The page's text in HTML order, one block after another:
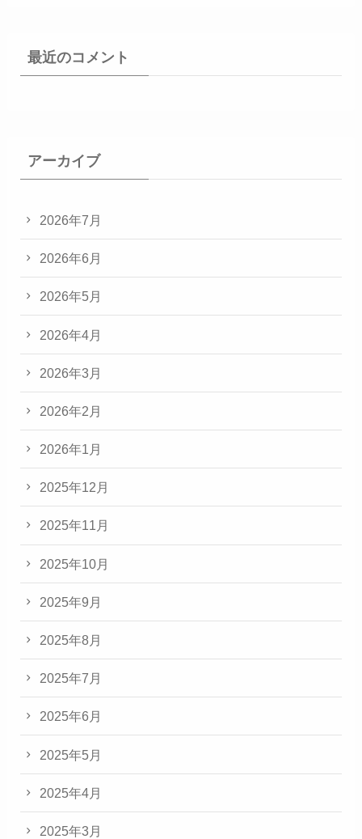
最近のコメント
アーカイブ
2026年7月
2026年6月
2026年5月
2026年4月
2026年3月
2026年2月
2026年1月
2025年12月
2025年11月
2025年10月
2025年9月
2025年8月
2025年7月
2025年6月
2025年5月
2025年4月
2025年3月